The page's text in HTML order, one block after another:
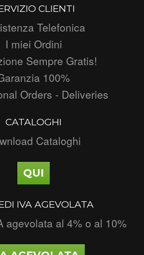
CLIENTI
Telefonica
I miei Ordini
Sempre Gratis!
100%
Orders - Deliveries
CATALOGHI
Cataloghi
QUI
IVA AGEVOLATA
agevolata al 4% o al 10%